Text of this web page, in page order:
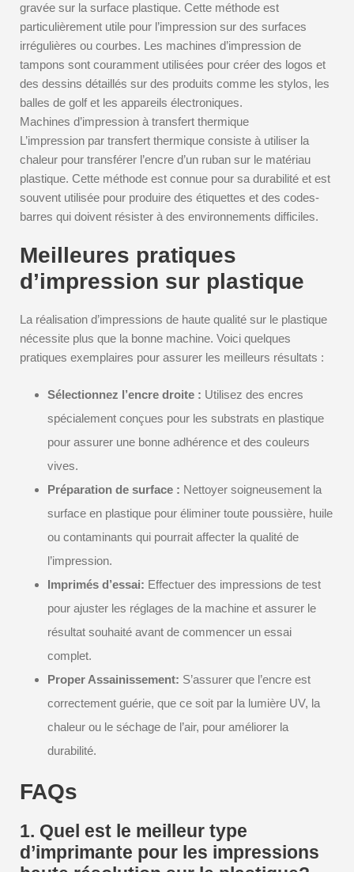
gravée sur la surface plastique. Cette méthode est
particulièrement utile pour l’impression sur des surfaces
irrégulières ou courbes. Les machines d’impression de
tampons sont couramment utilisées pour créer des logos et
des dessins détaillés sur des produits comme les stylos, les
balles de golf et les appareils électroniques.
Machines d’impression à transfert thermique
L’impression par transfert thermique consiste à utiliser la
chaleur pour transférer l’encre d’un ruban sur le matériau
plastique. Cette méthode est connue pour sa durabilité et est
souvent utilisée pour produire des étiquettes et des codes-
barres qui doivent résister à des environnements difficiles.
Meilleures pratiques
d’impression sur plastique
La réalisation d’impressions de haute qualité sur le plastique
nécessite plus que la bonne machine. Voici quelques
pratiques exemplaires pour assurer les meilleurs résultats :
Sélectionnez l’encre droite : Utilisez des encres
spécialement conçues pour les substrats en plastique
pour assurer une bonne adhérence et des couleurs
vives.
Préparation de surface : Nettoyer soigneusement la
surface en plastique pour éliminer toute poussière, huile
ou contaminants qui pourrait affecter la qualité de
l’impression.
Imprimés d’essai: Effectuer des impressions de test
pour ajuster les réglages de la machine et assurer le
résultat souhaité avant de commencer un essai
complet.
Proper Assainissement: S’assurer que l’encre est
correctement guérie, que ce soit par la lumière UV, la
chaleur ou le séchage de l’air, pour améliorer la
durabilité.
FAQs
1. Quel est le meilleur type
d’imprimante pour les impressions